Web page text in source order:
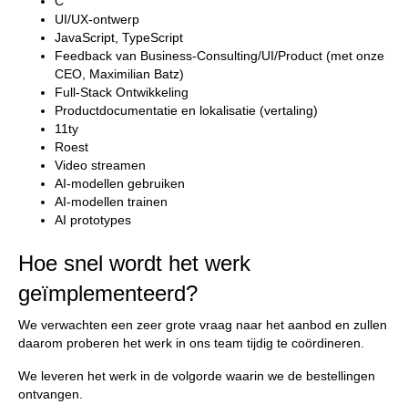
UI/UX-ontwerp
JavaScript, TypeScript
Feedback van Business-Consulting/UI/Product (met onze
CEO, Maximilian Batz)
Full-Stack Ontwikkeling
Productdocumentatie en lokalisatie (vertaling)
11ty
Roest
Video streamen
AI-modellen gebruiken
AI-modellen trainen
AI prototypes
Hoe snel wordt het werk
geïmplementeerd?
We verwachten een zeer grote vraag naar het aanbod en zullen
daarom proberen het werk in ons team tijdig te coördineren.
We leveren het werk in de volgorde waarin we de bestellingen
ontvangen.